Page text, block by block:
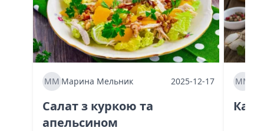
ММ Марина Мельник 2025-12-17
Салат з куркою та
апельсином
ММ